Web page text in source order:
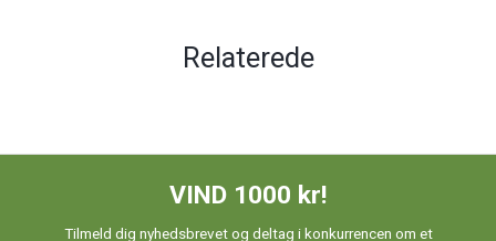
Relaterede
VIND 1000 kr!
Tilmeld dig nyhedsbrevet og deltag i konkurrencen om et